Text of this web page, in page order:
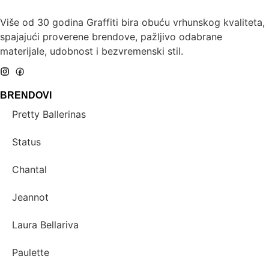
Više od 30 godina Graffiti bira obuću vrhunskog kvaliteta,
spajajući proverene brendove, pažljivo odabrane
materijale, udobnost i bezvremenski stil.
BRENDOVI
Pretty Ballerinas
Status
Chantal
Jeannot
Laura Bellariva
Paulette